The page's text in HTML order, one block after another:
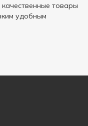
товары
удобным